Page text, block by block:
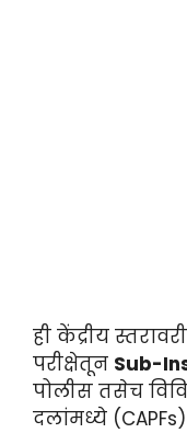
ही केंद्रीय
परीक्षेतून Sub-
पोलीस तसेच
दलांमध्ये